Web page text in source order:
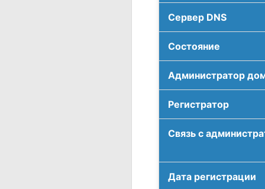
Сервер DNS
Соcтояние
Администратор
Регистратор
Связь с
Дата регистрации